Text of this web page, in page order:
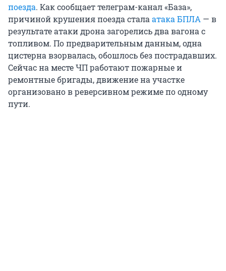
поезда. Как сообщает телеграм-канал «База»,
причиной крушения поезда стала атака БПЛА — в
результате атаки дрона загорелись два вагона с
топливом. По предварительным данным, одна
цистерна взорвалась, обошлось без пострадавших.
Сейчас на месте ЧП работают пожарные и
ремонтные бригады, движение на участке
организовано в реверсивном режиме по одному
пути.